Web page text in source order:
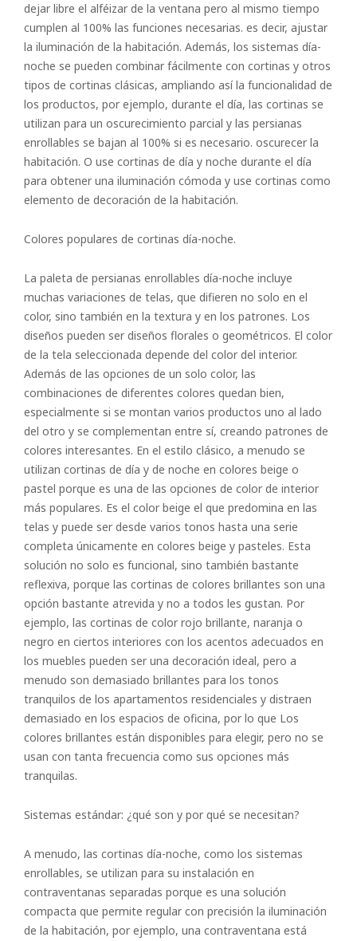
dejar libre el alféizar de la ventana pero al mismo tiempo
cumplen al 100% las funciones necesarias. es decir, ajustar
la iluminación de la habitación. Además, los sistemas día-
noche se pueden combinar fácilmente con cortinas y otros
tipos de cortinas clásicas, ampliando así la funcionalidad de
los productos, por ejemplo, durante el día, las cortinas se
utilizan para un oscurecimiento parcial y las persianas
enrollables se bajan al 100% si es necesario. oscurecer la
habitación. O use cortinas de día y noche durante el día
para obtener una iluminación cómoda y use cortinas como
elemento de decoración de la habitación.
Colores populares de cortinas día-noche.
La paleta de persianas enrollables día-noche incluye
muchas variaciones de telas, que difieren no solo en el
color, sino también en la textura y en los patrones. Los
diseños pueden ser diseños florales o geométricos. El color
de la tela seleccionada depende del color del interior.
Además de las opciones de un solo color, las
combinaciones de diferentes colores quedan bien,
especialmente si se montan varios productos uno al lado
del otro y se complementan entre sí, creando patrones de
colores interesantes. En el estilo clásico, a menudo se
utilizan cortinas de día y de noche en colores beige o
pastel porque es una de las opciones de color de interior
más populares. Es el color beige el que predomina en las
telas y puede ser desde varios tonos hasta una serie
completa únicamente en colores beige y pasteles. Esta
solución no solo es funcional, sino también bastante
reflexiva, porque las cortinas de colores brillantes son una
opción bastante atrevida y no a todos les gustan. Por
ejemplo, las cortinas de color rojo brillante, naranja o
negro en ciertos interiores con los acentos adecuados en
los muebles pueden ser una decoración ideal, pero a
menudo son demasiado brillantes para los tonos
tranquilos de los apartamentos residenciales y distraen
demasiado en los espacios de oficina, por lo que Los
colores brillantes están disponibles para elegir, pero no se
usan con tanta frecuencia como sus opciones más
tranquilas.
Sistemas estándar: ¿qué son y por qué se necesitan?
A menudo, las cortinas día-noche, como los sistemas
enrollables, se utilizan para su instalación en
contraventanas separadas porque es una solución
compacta que permite regular con precisión la iluminación
de la habitación, por ejemplo, una contraventana está